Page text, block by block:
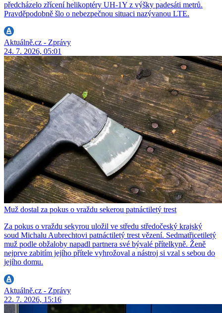
předcházelo zřícení helikoptéry UH-1Y z výšky padesáti metrů.
Pravděpodobně šlo o nebezpečnou situaci nazývanou LTE.
Aktuálně.cz - Zprávy
24. 7. 2026, 05:01
Muž dostal za pokus o vraždu sekerou patnáctiletý trest
Za pokus o vraždu sekyrou uložil ve středu středočeský krajský
soud Michalu Aubrechtovi patnáctiletý trest vězení. Sedmatřicetiletý
muž podle obžaloby napadl partnera své bývalé přítelkyně. Ženě
nejprve zabitím jejího přítele vyhrožoval a nástroj si vzal s sebou do
jejího domu.
Aktuálně.cz - Zprávy
22. 7. 2026, 15:16